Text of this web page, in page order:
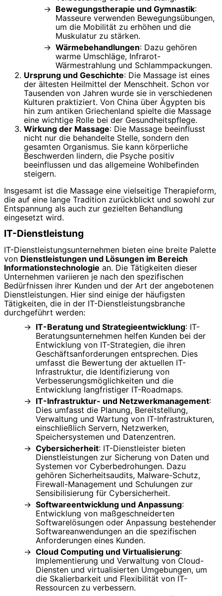
Bewegungstherapie und Gymnastik:
Masseure verwenden Bewegungsübungen,
um die Mobilität zu erhöhen und die
Muskulatur zu stärken.
Wärmebehandlungen: Dazu gehören
warme Umschläge, Infrarot-
Wärmestrahlung und Schlammpackungen.
Ursprung und Geschichte: Die Massage ist eines
der ältesten Heilmittel der Menschheit. Schon vor
Tausenden von Jahren wurde sie in verschiedenen
Kulturen praktiziert. Von China über Ägypten bis
hin zum antiken Griechenland spielte die Massage
eine wichtige Rolle bei der Gesundheitspflege.
Wirkung der Massage: Die Massage beeinflusst
nicht nur die behandelte Stelle, sondern den
gesamten Organismus. Sie kann körperliche
Beschwerden lindern, die Psyche positiv
beeinflussen und das allgemeine Wohlbefinden
steigern.
Insgesamt ist die Massage eine vielseitige Therapieform,
die auf eine lange Tradition zurückblickt und sowohl zur
Entspannung als auch zur gezielten Behandlung
eingesetzt wird.
IT-Dienstleistung
IT-Dienstleistungsunternehmen bieten eine breite Palette
von Dienstleistungen und Lösungen im Bereich
Informationstechnologie an. Die Tätigkeiten dieser
Unternehmen variieren je nach den spezifischen
Bedürfnissen ihrer Kunden und der Art der angebotenen
Dienstleistungen. Hier sind einige der häufigsten
Tätigkeiten, die in der IT-Dienstleistungsbranche
durchgeführt werden:
IT-Beratung und Strategieentwicklung: IT-
Beratungsunternehmen helfen Kunden bei der
Entwicklung von IT-Strategien, die ihren
Geschäftsanforderungen entsprechen. Dies
umfasst die Bewertung der aktuellen IT-
Infrastruktur, die Identifizierung von
Verbesserungsmöglichkeiten und die
Entwicklung langfristiger IT-Roadmaps.
IT-Infrastruktur- und Netzwerkmanagement:
Dies umfasst die Planung, Bereitstellung,
Verwaltung und Wartung von IT-Infrastrukturen,
einschließlich Servern, Netzwerken,
Speichersystemen und Datenzentren.
Cybersicherheit: IT-Dienstleister bieten
Dienstleistungen zur Sicherung von Daten und
Systemen vor Cyberbedrohungen. Dazu
gehören Sicherheitsaudits, Malware-Schutz,
Firewall-Management und Schulungen zur
Sensibilisierung für Cybersicherheit.
Softwareentwicklung und Anpassung:
Entwicklung von maßgeschneiderten
Softwarelösungen oder Anpassung bestehender
Softwareanwendungen an die spezifischen
Anforderungen eines Kunden.
Cloud Computing und Virtualisierung:
Implementierung und Verwaltung von Cloud-
Diensten und virtualisierten Umgebungen, um
die Skalierbarkeit und Flexibilität von IT-
Ressourcen zu verbessern.